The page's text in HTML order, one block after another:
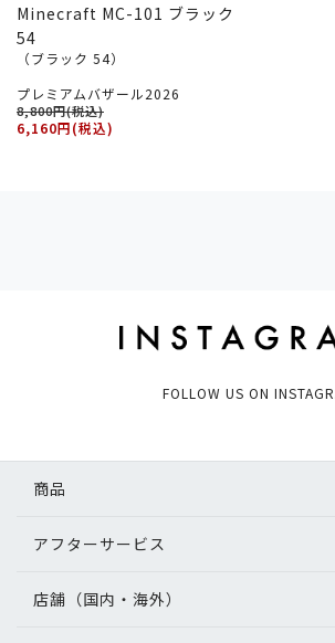
Minecraft MC-101 ブラック
54
（ブラック 54）
プレミアムバザール2026
8,800円(税込)
6,160円(税込)
FOLLOW US ON
商品
アフターサービス
店舗（国内・海外）